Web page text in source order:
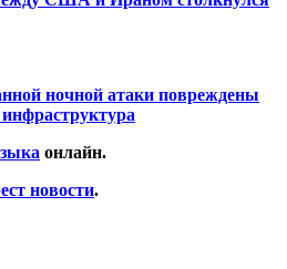
ночной атаки повреждены
онлайн.
новости.